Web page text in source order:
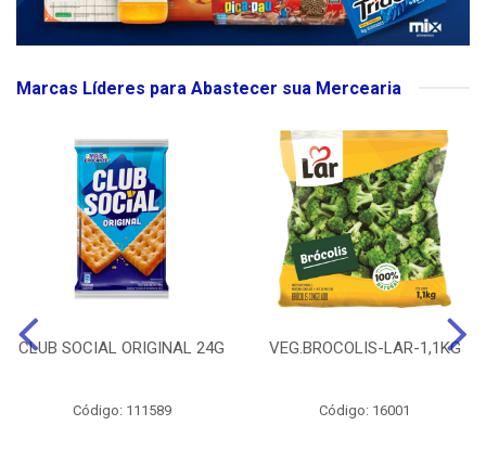
Marcas Líderes para Abastecer sua Mercearia
CLUB SOCIAL ORIGINAL 24G
Código: 111589
VEG.BROCOLIS-LAR-1,1KG
Código: 16001